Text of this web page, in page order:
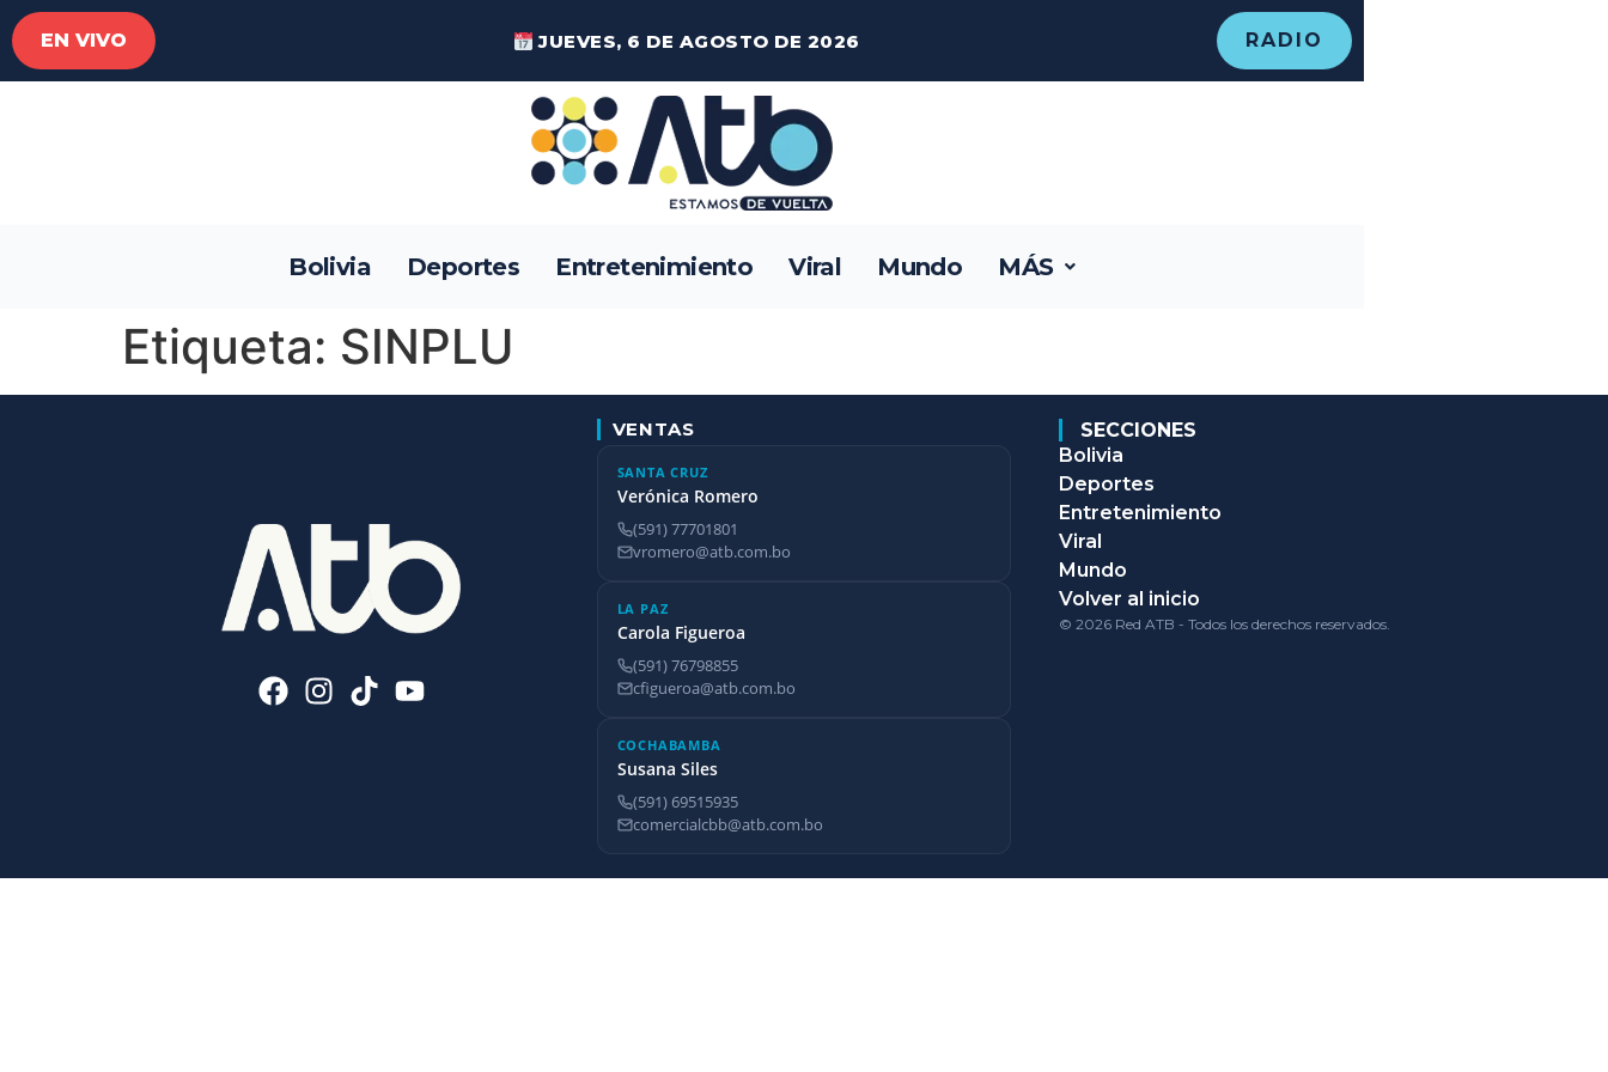
EN VIVO JUEVES, 6 DE AGOSTO DE 2026 RADIO
Bolivia Deportes Entretenimiento Viral Mundo MÁS
Etiqueta: SINPLU
VENTAS
SANTA CRUZ
Verónica Romero
(591) 77701801
vromero@atb.com.bo
LA PAZ
Carola Figueroa
(591) 76798855
cfigueroa@atb.com.bo
COCHABAMBA
Susana Siles
(591) 69515935
comercialcbb@atb.com.bo
SECCIONES
Bolivia
Deportes
Entretenimiento
Viral
Mundo
Volver al inicio
© 2026 Red ATB - Todos los derechos reservados.